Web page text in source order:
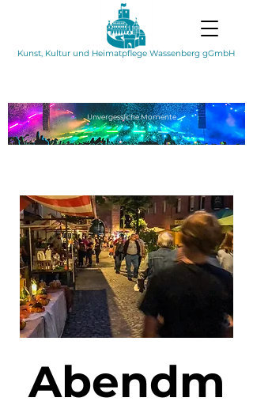
Kunst, Kultur und Heimatpflege Wassenberg gGmbH
UnvergesslicheMomente
Abendm